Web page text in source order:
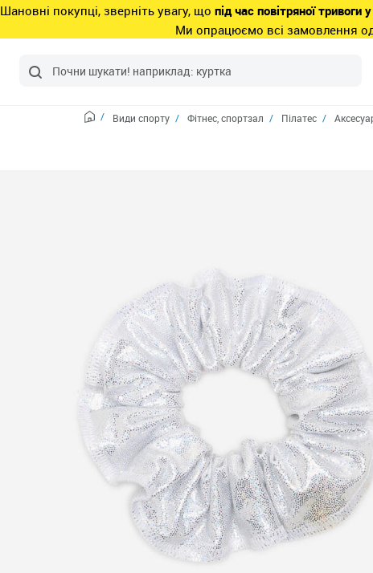
Шановні покупці, зверніть увагу, що під час повітряної тривоги
Ми опрацюємо всі замовлення
Види спорту Фітнес, спортзал Пілатес